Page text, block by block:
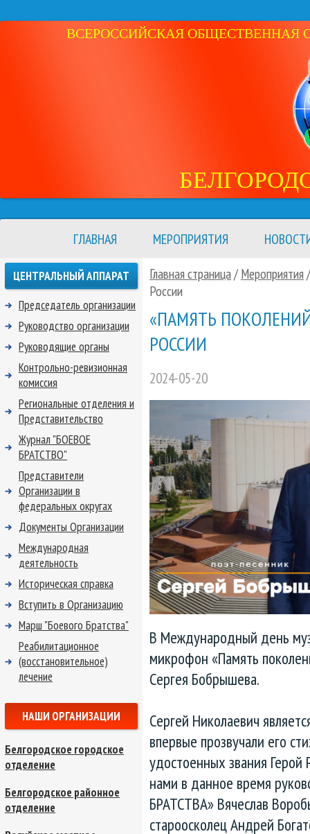
ВСЕРОССИЙСКАЯ ОБЩЕСТВЕННАЯ
ГЛАВНАЯ МЕРОПРИЯТИЯ
Главная страница/ Мероприятия
России
«ПАМЯТЬ
РОССИИ
2024-05-20
В Международный день
микрофон «Память
Сергея Бобрышева.
Сергей Николаевич
впервые прозвучали его
удостоенных звания
нами в данное время
БРАТСТВА» Вячеслав
староосколец Андрей
ЦЕНТРАЛЬНЫЙ АППАРАТ
Председатель организации
Руководство организации
Руководящие органы
Контрольно-ревизионная
комиссия
Региональные отделения и
Представительство
Журнал "БОЕВОЕ
БРАТСТВО"
Представители
Организации в
федеральных округах
Документы Организации
Международная
деятельность
Историческая справка
Вступить в Организацию
Марш "Боевого Братства"
Реабилитационное
(восстановительное)
лечение
НАШИ ОРГАНИЗАЦИИ
Белгородское городское
отделение
Белгородское районное
отделение